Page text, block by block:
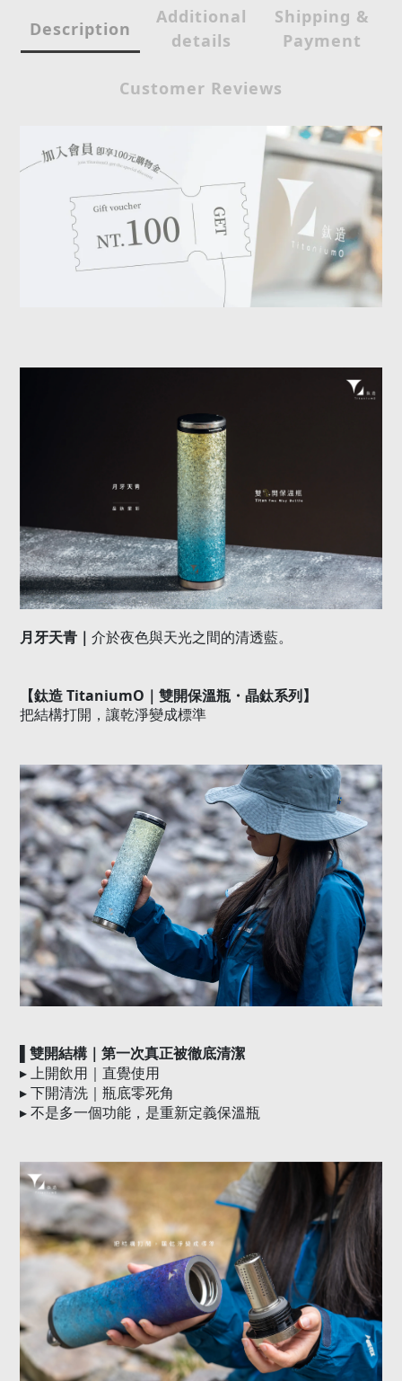
Description
Additional
details
Shipping &
Payment
Customer Reviews
月牙天青｜ 介於夜色與天光之間的清透藍。
【鈦造TitaniumO ｜雙開保溫瓶・晶鈦系列】
把結構打開，讓乾淨變成標準
▌雙開結構｜第一次真正被徹底清潔
▸
上開飲用｜直覺使用
▸ 下開清洗｜瓶底零死角
▸ 不是多一個功能，是重新定義保溫瓶